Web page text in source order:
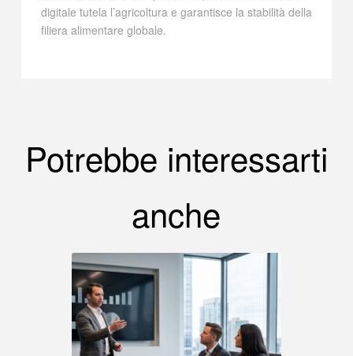
digitale tutela l’agricoltura e garantisce la stabilità della
filiera alimentare globale.
Potrebbe interessarti
anche